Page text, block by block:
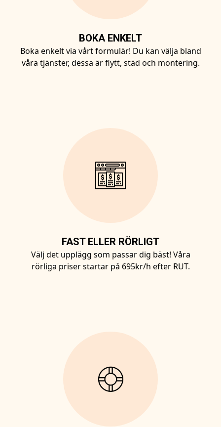
BOKA ENKELT
Boka enkelt via vårt formulär! Du kan välja bland
våra tjänster, dessa är flytt, städ och montering.
FAST ELLER RÖRLIGT
Välj det upplägg som passar dig bäst! Våra
rörliga priser startar på 695kr/h efter RUT.